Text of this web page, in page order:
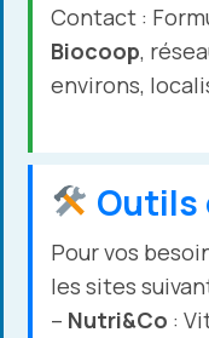
Contact :
Biocoop,
environs,
Outils
Pour vos
les sites
– Nutri&Co :